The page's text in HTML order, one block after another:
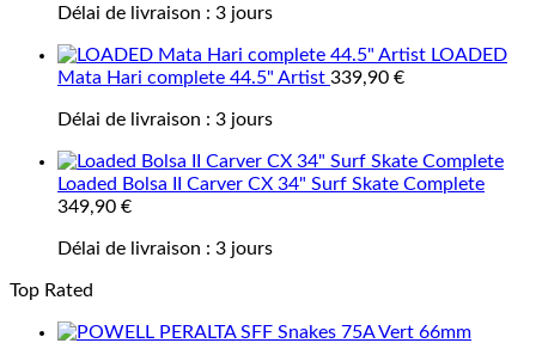
Délai de livraison : 3 jours
LOADED
Mata Hari complete 44.5" Artist 339,90 €
Délai de livraison : 3 jours
Loaded Bolsa II Carver CX 34" Surf Skate Complete
349,90 €
Délai de livraison : 3 jours
Top Rated